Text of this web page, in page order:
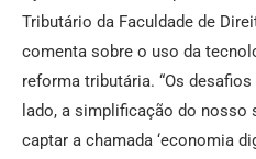
Tributário da Faculdade de
comenta sobre o uso da
reforma tributária. “Os
lado, a simplificação do nosso
captar a chamada ‘economia